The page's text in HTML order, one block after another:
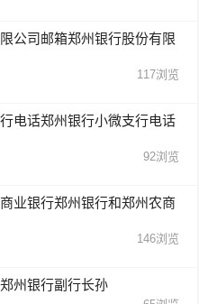
公司邮箱郑州银行股份有限
117浏览
电话郑州银行小微支行电话
92浏览
业银行郑州银行和郑州农商
146浏览
州银行副行长孙